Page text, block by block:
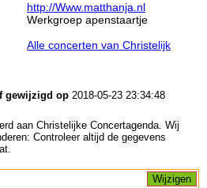
http://Www.matthanja.nl
Werkgroep apenstaartje
Alle concerten van Christelijk
gewijzigd op 2018-05-23 23:34:48
aan Christelijke Concertagenda. Wij
Controleer altijd de gegevens